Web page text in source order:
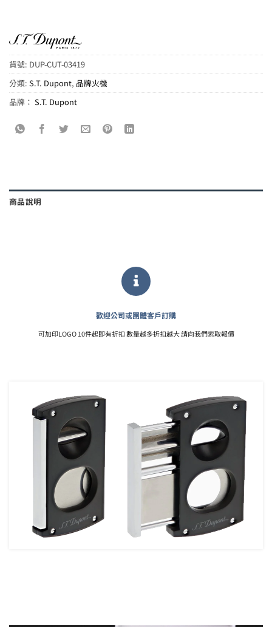
貨號: DUP-CUT-03419
分類: S.T. Dupont, 品牌火機
品牌： S.T. Dupont
商品說明
歡迎公司或團體客戶訂購
可加印LOGO 10件起即有折扣 數量越多折扣越大 請向我們索取報價